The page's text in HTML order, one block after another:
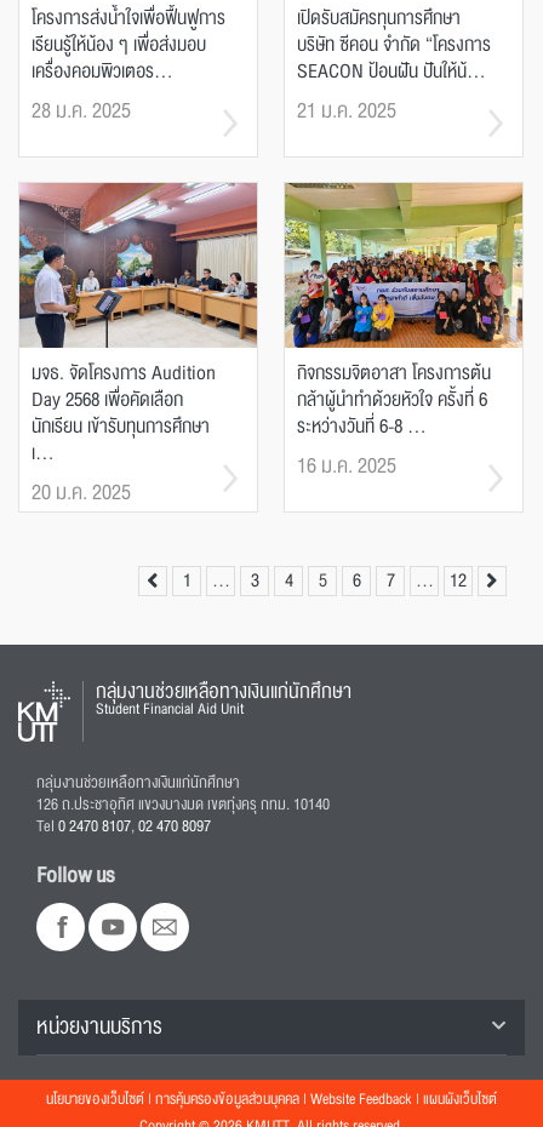
โครงการส่งน้ำใจเพื่อฟื้นฟูการ
เรียนรู้ให้น้อง ๆ เพื่อส่งมอบ
เครื่องคอมพิวเตอร...
28 ม.ค. 2025
เปิดรับสมัครทุนการศึกษา
บริษัท ซีคอน จำกัด “โครงการ
SEACON ป้อนฝัน ปันให้น้...
21 ม.ค. 2025
มจธ. จัดโครงการ Audition
Day 2568 เพื่อคัดเลือก
นักเรียน เข้ารับทุนการศึกษา
เ...
20 ม.ค. 2025
กิจกรรมจิตอาสา โครงการต้น
กล้าผู้นำทำด้วยหัวใจ ครั้งที่ 6
ระหว่างวันที่ 6-8 ...
16 ม.ค. 2025
1 … 3 4 5 6 7 … 12
กลุ่มงานช่วยเหลือทางเงินแก่นักศึกษา
Student Financial Aid Unit
กลุ่มงานช่วยเหลือทางเงินแก่นักศึกษา
126 ถ.ประชาอุทิศ แขวงบางมด เขตทุ่งครุ กทม. 10140
Tel0 2470 8107,02 470 8097
Follow us
หน่วยงานบริการ
นโยบายของเว็บไซต์ | การคุ้มครองข้อมูลส่วนบุคคล | Website Feedback | แผนผังเว็บไซต์